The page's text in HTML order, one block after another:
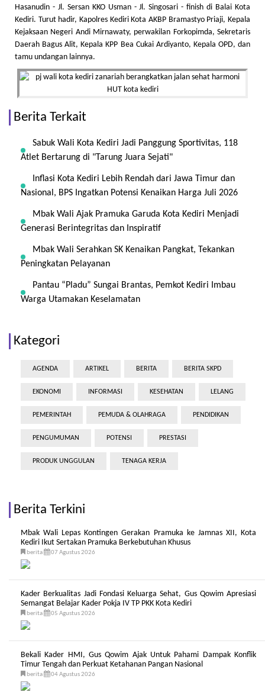
Hasanudin - Jl. Sersan KKO Usman - Jl. Singosari - finish di Balai Kota
Kediri. Turut hadir, Kapolres Kediri Kota AKBP Bramastyo Priaji, Kepala
Kejaksaan Negeri Andi Mirnawaty, perwakilan Forkopimda, Sekretaris
Daerah Bagus Alit, Kepala KPP Bea Cukai Ardiyanto, Kepala OPD, dan
tamu undangan lainnya.
Berita Terkait
Sabuk Wali Kota Kediri Jadi Panggung Sportivitas, 118
Atlet Bertarung di "Tarung Juara Sejati"
Inflasi Kota Kediri Lebih Rendah dari Jawa Timur dan
Nasional, BPS Ingatkan Potensi Kenaikan Harga Juli 2026
Mbak Wali Ajak Pramuka Garuda Kota Kediri Menjadi
Generasi Berintegritas dan Inspiratif
Mbak Wali Serahkan SK Kenaikan Pangkat, Tekankan
Peningkatan Pelayanan
Pantau “Pladu” Sungai Brantas, Pemkot Kediri Imbau
Warga Utamakan Keselamatan
Kategori
AGENDA ARTIKEL BERITA BERITA SKPD
EKONOMI INFORMASI KESEHATAN LELANG
PEMERINTAH PEMUDA & OLAHRAGA PENDIDIKAN
PENGUMUMAN POTENSI PRESTASI
PRODUK UNGGULAN TENAGA KERJA
Berita Terkini
Mbak Wali Lepas Kontingen Gerakan Pramuka ke Jamnas XII, Kota
Kediri Ikut Sertakan Pramuka Berkebutuhan Khusus
berita 07 Agustus 2026
Kader Berkualitas Jadi Fondasi Keluarga Sehat, Gus Qowim Apresiasi
Semangat Belajar Kader Pokja IV TP PKK Kota Kediri
berita 05 Agustus 2026
Bekali Kader HMI, Gus Qowim Ajak Untuk Pahami Dampak Konflik
Timur Tengah dan Perkuat Ketahanan Pangan Nasional
berita 04 Agustus 2026